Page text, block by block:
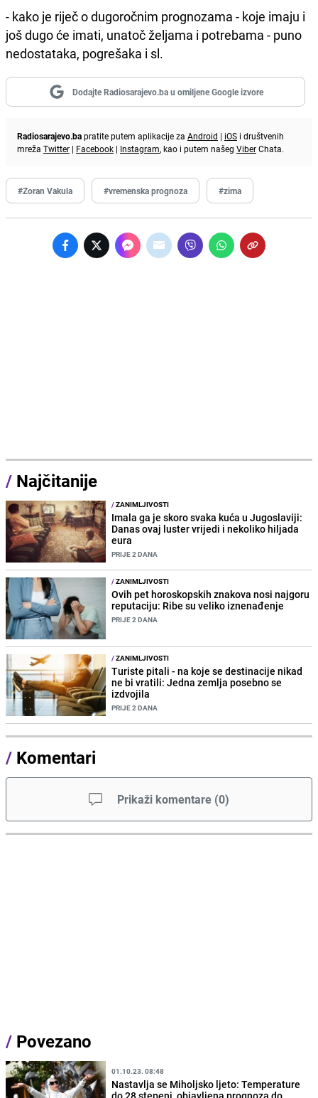
- kako je riječ o dugoročnim prognozama - koje imaju i
još dugo će imati, unatoč željama i potrebama - puno
nedostataka, pogrešaka i sl.
Dodajte Radiosarajevo.ba u omiljene Google izvore
Radiosarajevo.bapratite putem aplikacije za Android | iOS i društvenih
mreža Twitter | Facebook | Instagram, kao i putem našeg ViberChata.
#Zoran Vakula #vremenska prognoza #zima
/ Najčitanije
/ZANIMLJIVOSTI
Imala ga je skoro svaka kuća u Jugoslaviji:
Danas ovaj luster vrijedi i nekoliko hiljada
eura
PRIJE 2 DANA
/ZANIMLJIVOSTI
Ovih pet horoskopskih znakova nosi najgoru
reputaciju: Ribe su veliko iznenađenje
PRIJE 2 DANA
/ZANIMLJIVOSTI
Turiste pitali - na koje se destinacije nikad
ne bi vratili: Jedna zemlja posebno se
izdvojila
PRIJE 2 DANA
/ Komentari
Prikaži komentare (0)
/ Povezano
01.10.23. 08:48
Nastavlja se Miholjsko ljeto: Temperature